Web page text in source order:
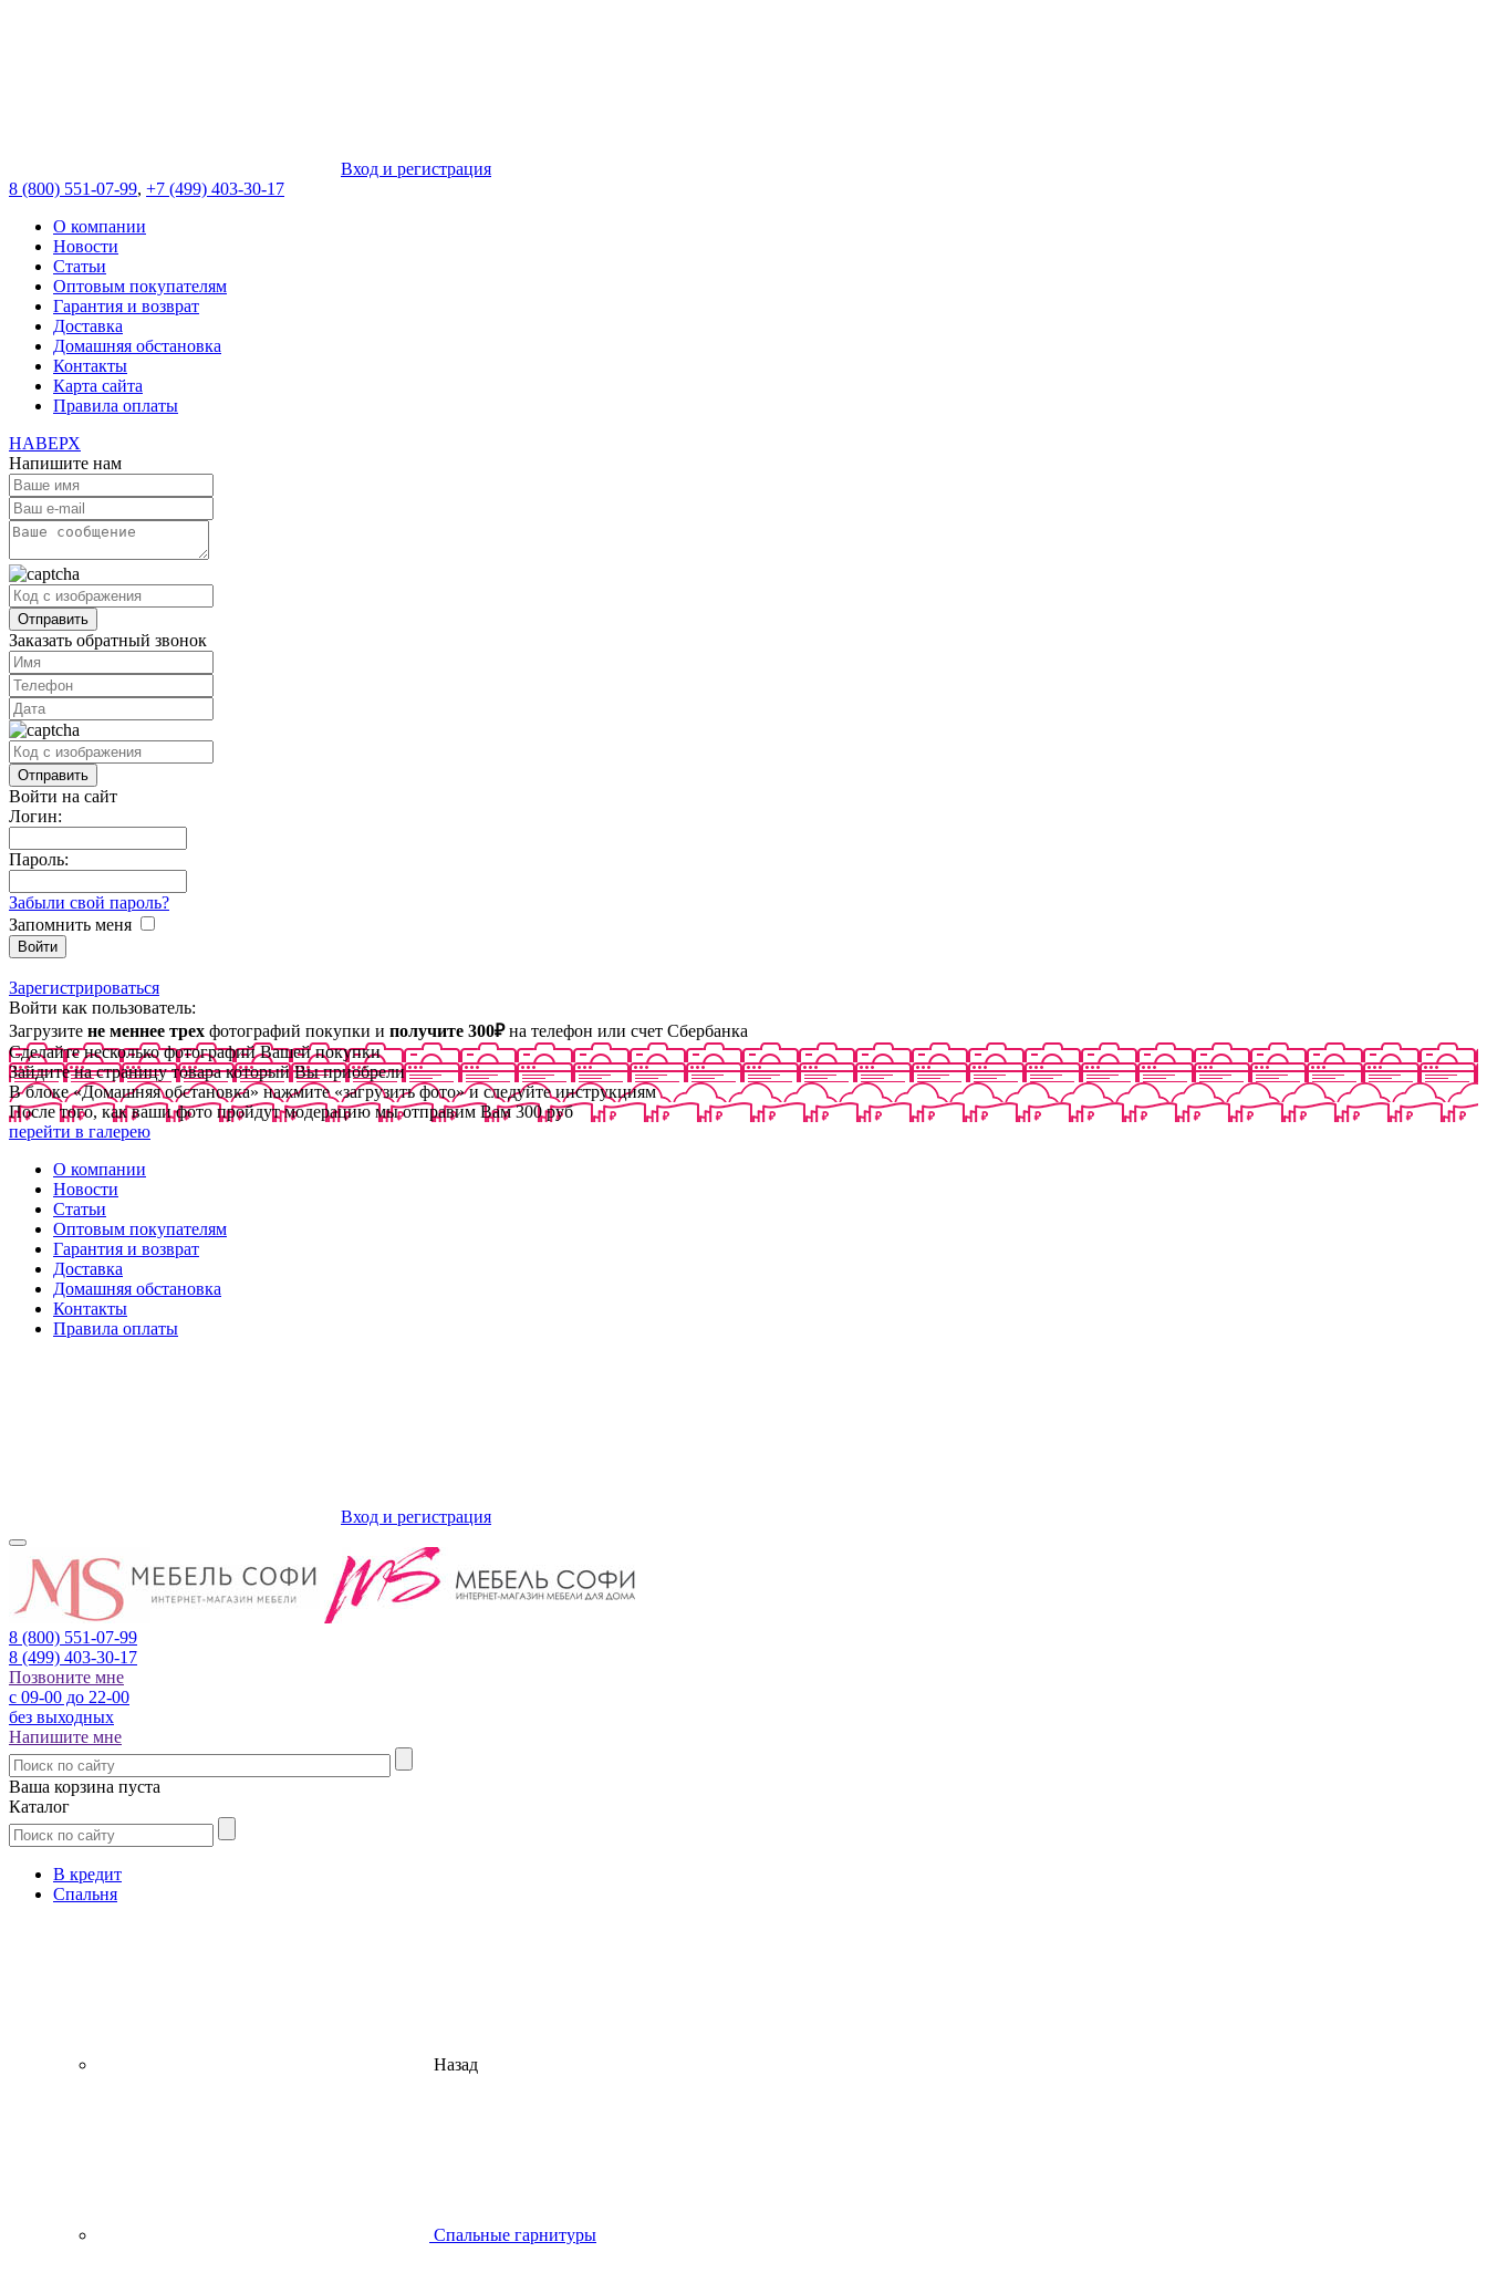
Вход и регистрация
8 (800) 551-07-99, +7 (499) 403-30-17
О компании
Новости
Статьи
Оптовым покупателям
Гарантия и возврат
Доставка
Домашняя обстановка
Контакты
Карта сайта
Правила оплаты
НАВЕРХ
Напишите нам
Заказать обратный звонок
Войти на сайт
Логин:
Пароль:
Забыли свой пароль?
Запомнить меня
Зарегистрироваться
Войти как пользователь:
Загрузите не меннее трех фотографий покупки и получите 300₽на телефон или счет Сбербанка
Сделайте несколько фотографий Вашей покупки
Зайдите на страницу товара который Вы приобрели
В блоке «Домашняя обстановка» нажмите «загрузить фото» и следуйте инструкциям
После того, как ваши фото пройдут модерацию мы отправим Вам 300 руб
перейти в галерею
О компании
Новости
Статьи
Оптовым покупателям
Гарантия и возврат
Доставка
Домашняя обстановка
Контакты
Правила оплаты
Вход и регистрация
8 (800) 551-07-99
8 (499) 403-30-17
Позвоните мне
с 09-00 до 22-00
без выходных
Напишите мне
Ваша корзина пуста
Каталог
В кредит
Спальня
Назад
Спальные гарнитуры